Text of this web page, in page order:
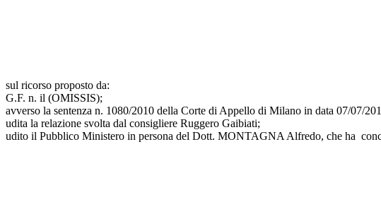
sul ricorso proposto da:
G.F. n. il (OMISSIS);
avverso la sentenza n. 1080/2010 della Corte di Appello di Milano in data 07/07/
udita la relazione svolta dal consigliere Ruggero Gaibiati;
udito il Pubblico Ministero in persona del Dott. MONTAGNA Alfredo, che ha